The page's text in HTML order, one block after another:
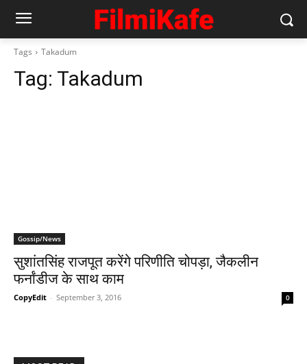
Tags Takadum
Tag: Takadum
Gossip/News
सुशांतसिंह राजपूत करेंगे परिणीति चोपड़ा, जैकलीन
फर्नांडीज के साथ काम
CopyEdit - September 3, 2016 0